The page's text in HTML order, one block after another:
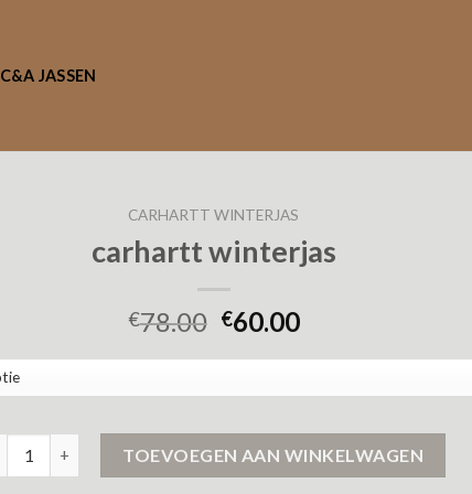
C&A JASSEN
CARHARTT WINTERJAS
carhartt winterjas
€78.00 €60.00
TOEVOEGEN AAN WINKELWAGEN